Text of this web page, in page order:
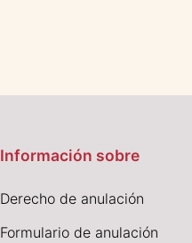
Información sobre
Derecho de anulación
Formulario de anulación